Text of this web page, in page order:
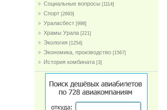
Социальные вопросы [1114]
Спорт [2693]
Ураласбест [998]
Храмы Урала [221]
Экология [1254]
Экономика, производство [1567]
История комбината [3]